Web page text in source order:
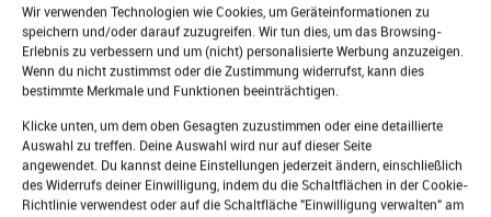
Wir verwenden Technologien wie Cookies, um Geräteinformationen zu
speichern und/oder darauf zuzugreifen. Wir tun dies, um das Browsing-
Erlebnis zu verbessern und um (nicht) personalisierte Werbung anzuzeigen.
Wenn du nicht zustimmst oder die Zustimmung widerrufst, kann dies
bestimmte Merkmale und Funktionen beeinträchtigen.
Klicke unten, um dem oben Gesagten zuzustimmen oder eine detaillierte
Auswahl zu treffen. Deine Auswahl wird nur auf dieser Seite
angewendet. Du kannst deine Einstellungen jederzeit ändern, einschließlich
des Widerrufs deiner Einwilligung, indem du die Schaltflächen in der Cookie-
Richtlinie verwendest oder auf die Schaltfläche "Einwilligung verwalten" am
Schadensaufnahme
Detaillierte Aufnahme vor Ort jedes einzelnen
Schadens